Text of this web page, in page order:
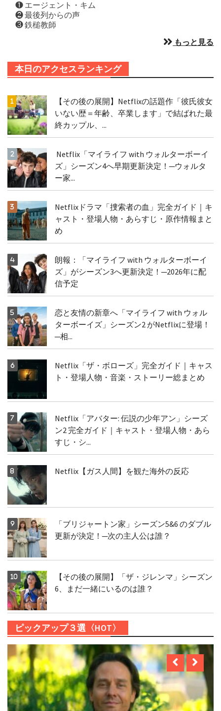
❶ エージェント・キム
❷ 最後列からの声
❸ 鉄槌教師
もっと見る
本日のアクセスランキング
【その後の展開】Netflixの話題作「彼氏彼女
いない歴＝年齢、卒業します」で結ばれた最
終カップル、...
Netflix「マイライフ with ウォルターボーイ
ズ」シーズン4へ早期更新決定！─ウォルタ
ー家...
Netflixドラマ「捜索者の血」完全ガイド｜キ
ャスト・登場人物・あらすじ・原作情報まと
め
朗報：「マイライフ with ウォルターボーイ
ズ」がシーズン3へ更新決定！─2026年に配
信予定
恋と友情の新章へ「マイライフ with ウォル
ターボーイズ」シーズン2 がNetflixに登場！
─相...
Netflix「ザ・ボローズ」完全ガイド｜キャス
ト・登場人物・音楽・ストーリー総まとめ
Netflix「アバター: 伝説の少年アン」シーズ
ン2 完全ガイド｜キャスト・登場人物・あら
すじ・シ...
Netflix【ガス人間】を観た海外の反応
「ブリジャートン家」シーズン5&6 のダブル
更新が決定！─次の主人公は誰？
【その後の展開】「ザ・ジレンマ」シーズン
6、まだ一緒にいるのは誰？
ピックアップ３選〈HOT〉